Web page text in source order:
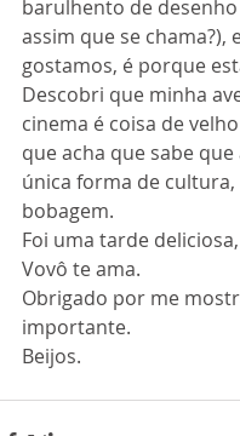
barulhento de
assim que se chama?),
gostamos, é porque
Descobri que minha
cinema é coisa de
que acha que sabe
única forma de
bobagem.
Foi uma tarde
Vovô te ama.
Obrigado por me
importante.
Beijos.